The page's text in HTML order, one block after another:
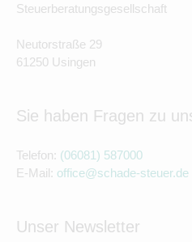
Steuerberatungsgesellschaft
Neutorstraße 29
61250 Usingen
Sie haben Fragen zu
Telefon: (06081) 587000
E-Mail: office@schade-steuer.de
Unser Newsletter